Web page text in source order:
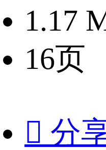
1.17
16页
 分